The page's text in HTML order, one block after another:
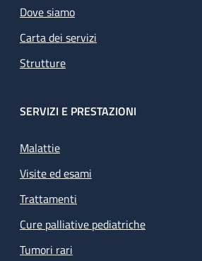
Dove siamo
Carta dei servizi
Strutture
SERVIZI E PRESTAZIONI
Malattie
Visite ed esami
Trattamenti
Cure palliative pediatriche
Tumori rari